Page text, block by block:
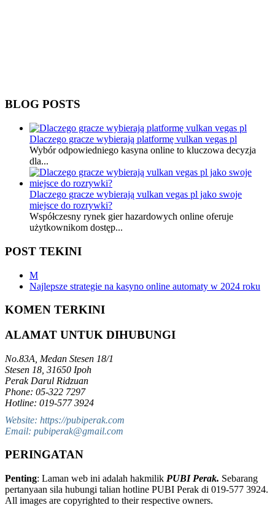
BLOG POSTS
Dlaczego gracze wybierają platformę vulkan vegas pl
Wybór odpowiedniego kasyna online to kluczowa decyzja
dla...
Dlaczego gracze wybierają vulkan vegas pl jako swoje
miejsce do rozrywki?
Współczesny rynek gier hazardowych online oferuje
użytkownikom dostęp...
POST TEKINI
M
Najlepsze strategie na kasyno online automaty w 2024 roku
KOMEN TERKINI
ALAMAT UNTUK DIHUBUNGI
No.83A, Medan Stesen 18/1
Stesen 18, 31650 Ipoh
Perak Darul Ridzuan
Phone: 05-322 7297
Hotline: 019-577 3924
Website: https://pubiperak.com
Email: pubiperak@gmail.com
PERINGATAN
Penting: Laman web ini adalah hakmilik PUBI Perak. Sebarang
pertanyaan sila hubungi talian hotline PUBI Perak di 019-577 3924.
All images are copyrighted to their respective owners.